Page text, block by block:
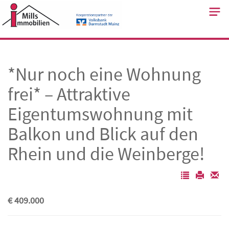
Skip
to
*Nur noch eine Wohnung
frei* – Attraktive
Eigentumswohnung mit
Balkon und Blick auf den
Rhein und die Weinberge!
€ 409.000